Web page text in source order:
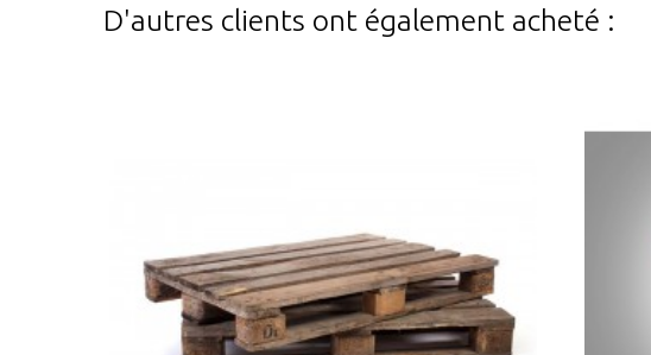
D'autres clients ont également acheté :